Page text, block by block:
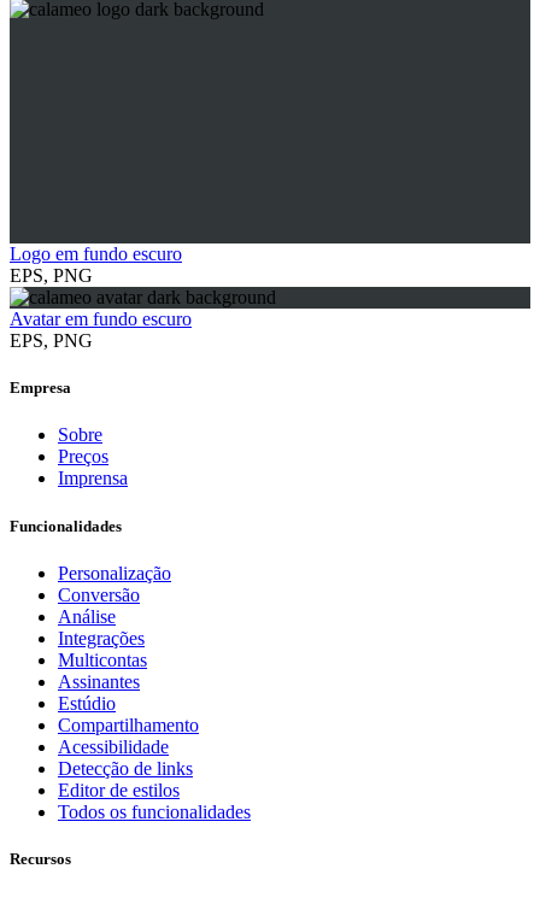
Logo em fundo escuro
EPS, PNG
Avatar em fundo escuro
EPS, PNG
Empresa
Sobre
Preços
Imprensa
Funcionalidades
Personalização
Conversão
Análise
Integrações
Multicontas
Assinantes
Estúdio
Compartilhamento
Acessibilidade
Detecção de links
Editor de estilos
Todos os funcionalidades
Recursos